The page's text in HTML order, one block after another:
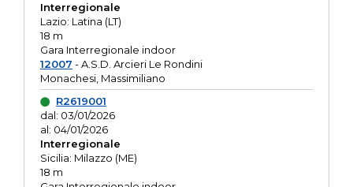
Interregionale
Lazio: Latina (LT)
18 m
Gara Interregionale indoor
12007 - A.S.D. Arcieri Le Rondini
Monachesi, Massimiliano
R2619001
dal: 03/01/2026
al: 04/01/2026
Interregionale
Sicilia: Milazzo (ME)
18 m